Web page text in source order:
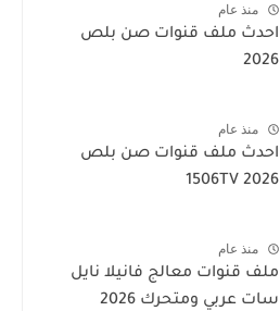
منذ عام
احدث ملف قنوات صن بلص
2026
منذ عام
احدث ملف قنوات صن بلص
1506TV 2026
منذ عام
ملف قنوات معالج فانيلا نايل
سات عربي ومتحرك 2026